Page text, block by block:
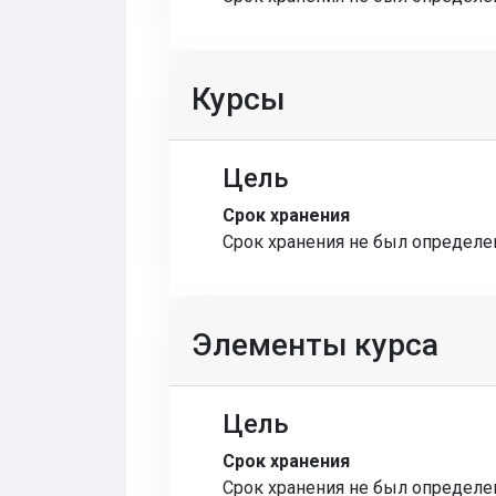
Курсы
Цель
Срок хранения
Срок хранения не был
Элементы курса
Цель
Срок хранения
Срок хранения не был